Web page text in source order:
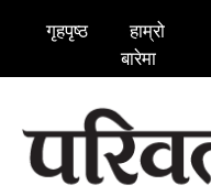
गृहपृष्ठ
हाम्रो
बारेमा